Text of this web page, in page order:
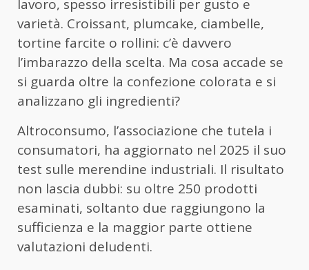
lavoro, spesso irresistibili per gusto e
varietà. Croissant, plumcake, ciambelle,
tortine farcite o rollini: c’è davvero
l’imbarazzo della scelta. Ma cosa accade se
si guarda oltre la confezione colorata e si
analizzano gli ingredienti?
Altroconsumo, l’associazione che tutela i
consumatori, ha aggiornato nel 2025 il suo
test sulle merendine industriali. Il risultato
non lascia dubbi: su oltre 250 prodotti
esaminati, soltanto due raggiungono la
sufficienza e la maggior parte ottiene
valutazioni deludenti.